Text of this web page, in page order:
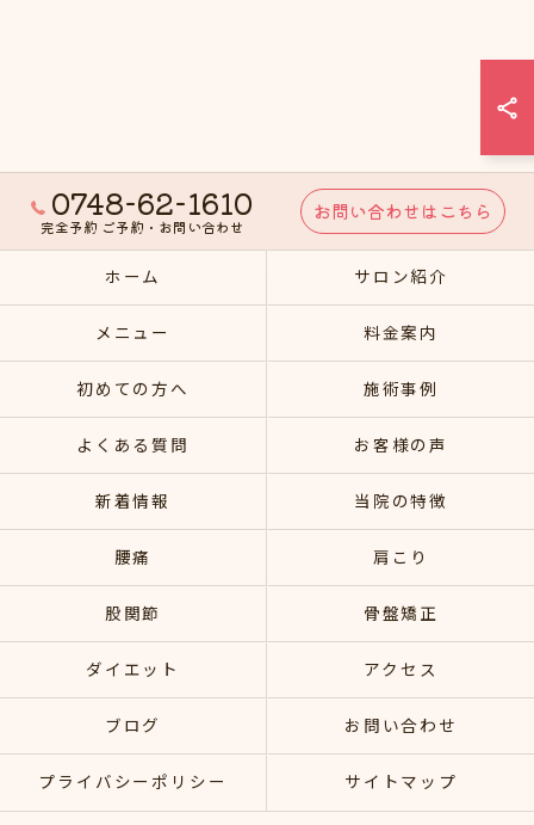
0748-62-1610
完全予約 ご予約・お問い合わせ
お問い合わせはこちら
ホーム サロン紹介
メニュー 料金案内
初めての方へ 施術事例
よくある質問 お客様の声
新着情報 当院の特徴
腰痛 肩こり
股関節 骨盤矯正
ダイエット アクセス
ブログ お問い合わせ
プライバシーポリシー サイトマップ